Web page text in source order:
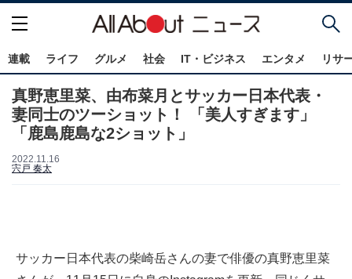
連載 ライフ グルメ 社会 IT・ビジネス エンタメ リサ
真野恵里菜、由布菜月とサッカー日本代表・
妻同士のツーショット！ 「美人すぎます」
「鹿島鹿島な2ショット」
2022.11.16
宍戸 奏太
サッカー日本代表の柴崎岳さんの妻で俳優の真野恵里菜